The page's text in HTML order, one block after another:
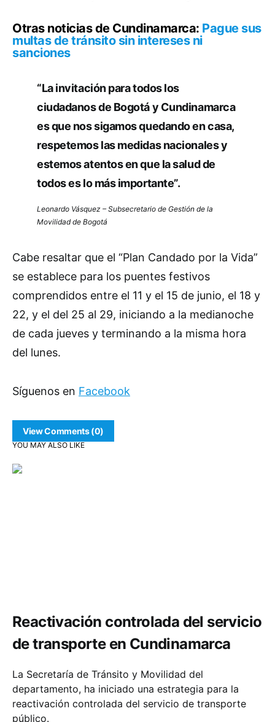
Otras noticias de Cundinamarca: Pague sus
multas de tránsito sin intereses ni
sanciones
“La invitación para todos los
ciudadanos de Bogotá y Cundinamarca
es que nos sigamos quedando en casa,
respetemos las medidas nacionales y
estemos atentos en que la salud de
todos es lo más importante”.
Leonardo Vásquez – Subsecretario de Gestión de la
Movilidad de Bogotá
Cabe resaltar que el “Plan Candado por la Vida”
se establece para los puentes festivos
comprendidos entre el 11 y el 15 de junio, el 18 y
22, y el del 25 al 29, iniciando a la medianoche
de cada jueves y terminando a la misma hora
del lunes.
Síguenos en Facebook
View Comments (0)
YOU MAY ALSO LIKE
Reactivación controlada del servicio
de transporte en Cundinamarca
La Secretaría de Tránsito y Movilidad del
departamento, ha iniciado una estrategia para la
reactivación controlada del servicio de transporte
público.